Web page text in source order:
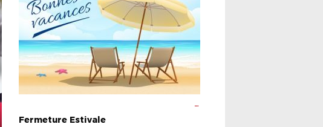
FÉMININE
LOISIR
FORMATION DES ARBITRES
Fermeture Estivale